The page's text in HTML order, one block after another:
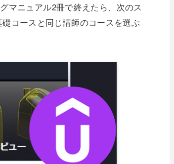
マニュアル2冊で終えたら、次のス
コースと同じ講師のコースを選ぶ